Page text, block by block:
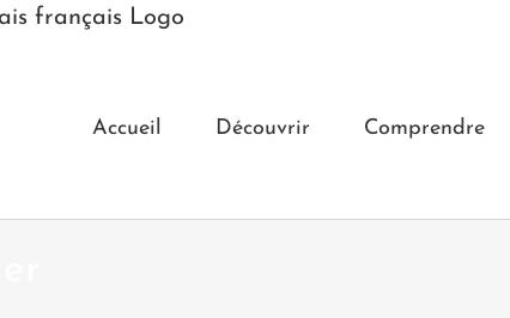
Accueil Découvrir Comprendre